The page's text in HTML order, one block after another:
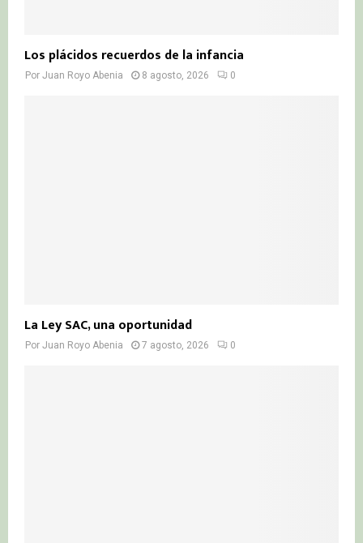
Los plácidos recuerdos de la infancia
Por Juan Royo Abenia 8 agosto, 2026 0
La Ley SAC, una oportunidad
Por Juan Royo Abenia 7 agosto, 2026 0